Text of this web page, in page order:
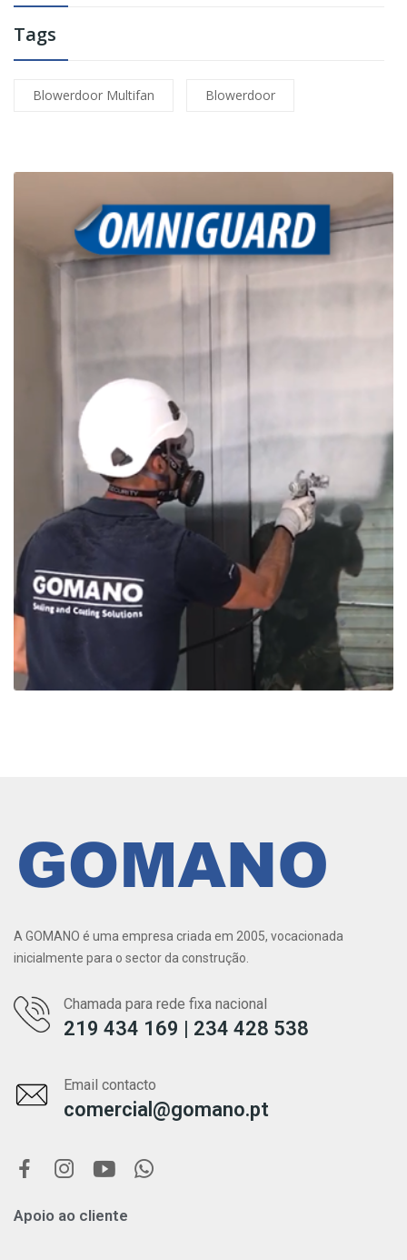
Tags
Blowerdoor Multifan Blowerdoor
A GOMANO é uma empresa criada em 2005, vocacionada
inicialmente para o sector da construção.
Chamada para rede fixa nacional
219 434 169 | 234 428 538
Email contacto
comercial@gomano.pt
Apoio ao cliente